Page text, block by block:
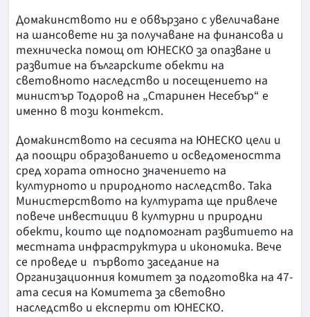
Домакинството ни е обвързано с увеличаване
на шансовете ни за получаване на финансова и
техническа помощ от ЮНЕСКО за опазване и
развитие на българските обекти на
световното наследство и посещението на
министър Тодоров на „Старинен Несебър“ е
именно в този контекст.
Домакинството на сесията на ЮНЕСКО цели и
да поощри образованието и осведомеността
сред хората относно значението на
културното и природното наследство. Така
Министерството на културата ще привлече
повече инвестиции в културни и природни
обекти, които ще подпомогнат развитието на
местната инфраструктура и икономика. Вече
се проведе и първото заседание на
Организационния комитет за подготовка на 47-
ата сесия на Комитета за световно
наследство и експерти от ЮНЕСКО.